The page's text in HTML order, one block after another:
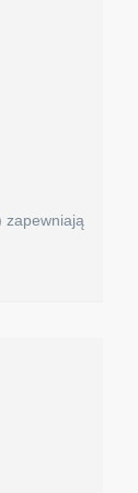
zapewniają
dużą
22° generuje